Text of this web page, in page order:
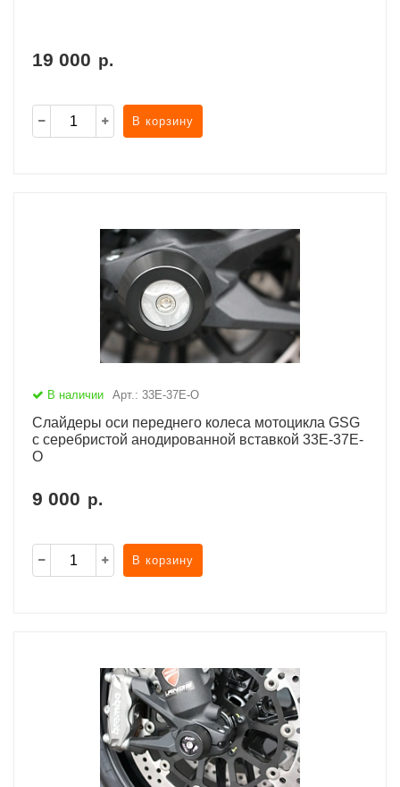
19 000 р.
В корзину
В наличии Арт.: 33E-37E-O
Слайдеры оси переднего колеса мотоцикла GSG
с серебристой анодированной вставкой 33E-37E-
O
9 000 р.
В корзину